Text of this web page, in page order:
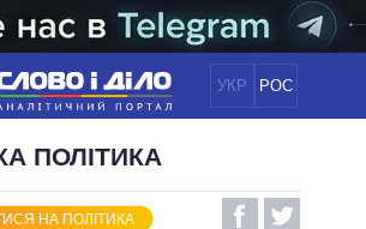
УКР РОС
НОВИНИ
ПОЛІТИКА
ОБIЦЯНКИ
ПОЛІТИКА
НА ПОЛІТИКА